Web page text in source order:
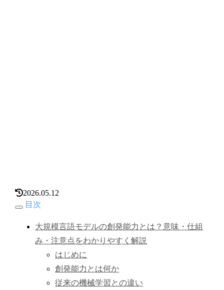
2026.05.12
目次
大規模言語モデルの創発能力とは？意味・仕組
み・注意点をわかりやすく解説
はじめに
創発能力とは何か
従来の機械学習との違い